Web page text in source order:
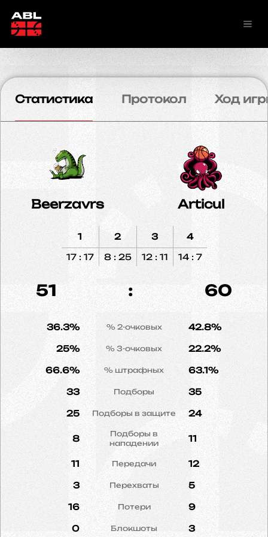
Статистика Протокол Ход
Beerzavrs Articul
1
17 : 17
2
8 : 25
3
12 : 11
4
14 : 7
51 : 60
36.3% % 2-очковых 42.8%
25% % 3-очковых 22.2%
66.6% % штрафных 63.1%
33 Подборы 35
25 Подборы в защите 24
8
Подборы в
нападении
11
11 Передачи 12
3 Перехваты 5
16 Потери 9
0 Блокшоты 3